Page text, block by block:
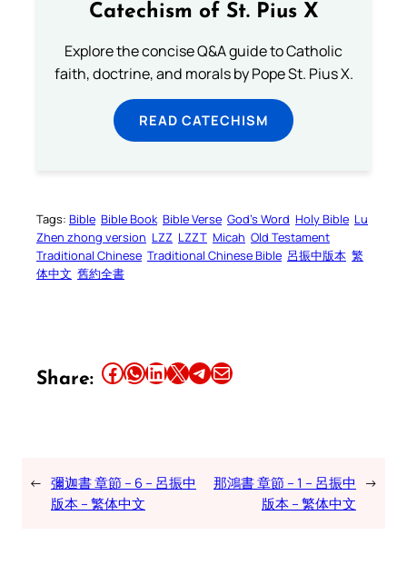
Catechism of St. Pius X
Explore the concise Q&A guide to Catholic
faith, doctrine, and morals by Pope St. Pius X.
READ CATECHISM
Tags: Bible Bible Book Bible Verse God’s Word Holy Bible Lu
Zhen zhong version LZZ LZZT Micah Old Testament
Traditional Chinese Traditional Chinese Bible 呂振中版本 繁
体中文 舊約全書
Share: Share this article on Facebook Share this article on WhatsApp Share this article on LinkedIn Share this article on X Share this article on TelegramEmail this Article
← 彌迦書 章節 – 6 – 呂振中
版本 – 繁体中文
那鴻書 章節 – 1 – 呂振中
版本 – 繁体中文
→